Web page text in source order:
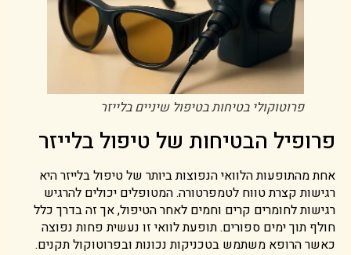
פרוטוקולי בטיחות בטיפול שיניים בלייזר
פרופיל הבטיחות של טיפול בלייזר
אחת מהתופעות הלוואי הנפוצות ביותר של טיפול בלייזר היא
רגישות קצרת טווח לטמפרטורה. המטופלים יכולים להרגיש
רגישות לחומרים קרים וחמים לאחר הטיפול, אך זה בדרך כלל
חולף תוך ימים ספורים. תופעת לוואי זו נעשית פחות נפוצה
כאשר הרופא משתמש בטכניקות נכונות ובפרוטוקול תקנים.